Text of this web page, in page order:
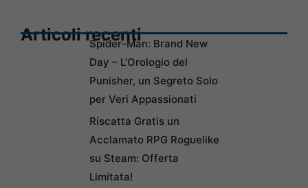
Articoli recentiSpider-Man: Brand New
Day – L’Orologio del
Punisher, un Segreto Solo
per Veri Appassionati
Riscatta Gratis un
Acclamato RPG Roguelike
su Steam: Offerta
Limitata!